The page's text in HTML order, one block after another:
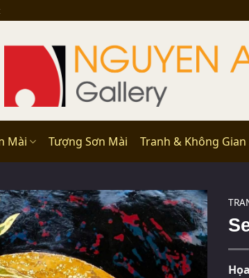
Mài Tượng Sơn Mài Tranh & Không Gian